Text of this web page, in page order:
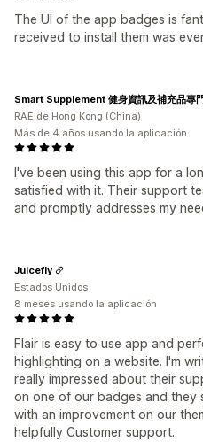
The UI of the app badges is
received to install them was
I've been using this app for a
satisfied with it. Their support
and promptly addresses my
Smart Supplement 健身資訊及補充品專
RAE de Hong Kong (China)
Más de 4 años usando la aplicación
Flair is easy to use app and
highlighting on a website. I'm
really impressed about their
on one of our badges and they
with an improvement on our
helpfully Customer support.
Juicefly
Estados Unidos
8 meses usando la aplicación